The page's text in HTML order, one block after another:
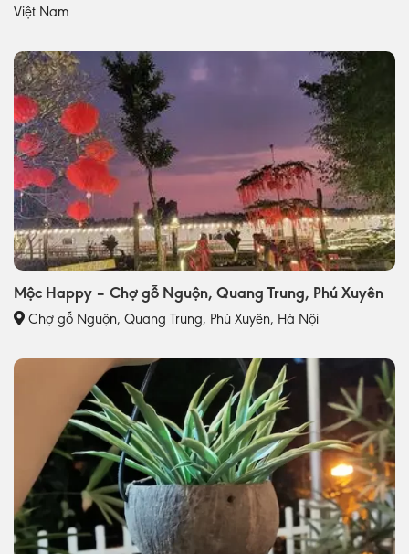
Việt Nam
Mộc Happy – Chợ gỗ Nguộn, Quang Trung, Phú Xuyên
Chợ gỗ Nguộn, Quang Trung, Phú Xuyên, Hà Nội